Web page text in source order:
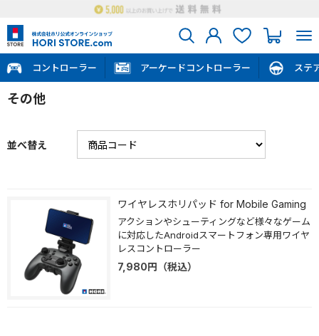
コントローラー アーケードコントローラー ステ
その他
並べ替え
ワイヤレスホリパッド for Mobile Gaming
アクションやシューティングなど様々なゲーム
に対応したAndroidスマートフォン専用ワイヤ
レスコントローラー
7,980円 （税込）